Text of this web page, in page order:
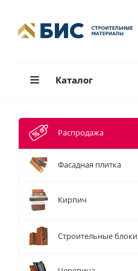
Каталог
Распродажа
Фасадная плитка
Кирпич
Строительные блоки